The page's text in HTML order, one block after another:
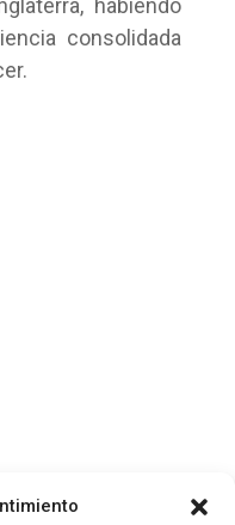
habiendo
consolidada